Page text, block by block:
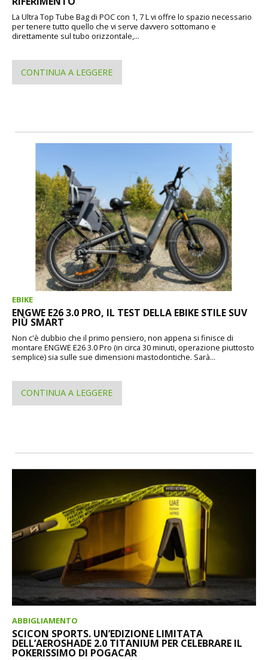
La Ultra Top Tube Bag di POC con 1, 7 L vi offre lo spazio necessario
per tenere tutto quello che vi serve davvero sottomano e
direttamente sul tubo orizzontale,...
CONTINUA A LEGGERE
EBIKE
ENGWE E26 3.0 PRO, IL TEST DELLA EBIKE STILE SUV
PIÙ SMART
Non c'è dubbio che il primo pensiero, non appena si finisce di
montare ENGWE E26 3.0 Pro (in circa 30 minuti, operazione piuttosto
semplice) sia sulle sue dimensioni mastodontiche. Sarà...
CONTINUA A LEGGERE
ABBIGLIAMENTO
SCICON SPORTS. UN’EDIZIONE LIMITATA
DELL’AEROSHADE 2.0 TITANIUM PER CELEBRARE IL
POKERISSIMO DI POGACAR